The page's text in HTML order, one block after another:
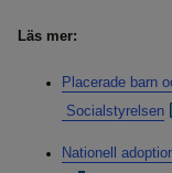
Läs mer:
Placerade barn
Socialstyrelsen
Nationell